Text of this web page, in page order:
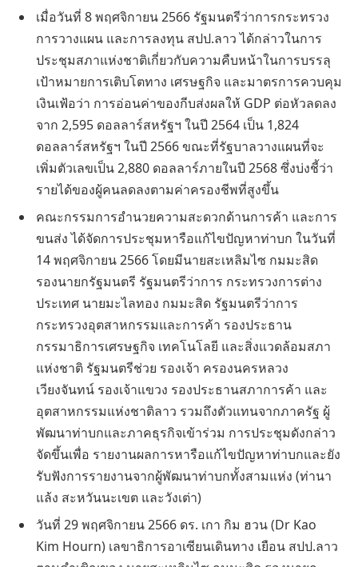
เมื่อวันที่ 8 พฤศจิกายน 2566 รัฐมนตรีว่าการกระทรวง
การวางแผน และการลงทุน สปป.ลาว ได้กล่าวในการ
ประชุมสภาแห่งชาติเกี่ยวกับความคืบหน้าในการบรรลุ
เป้าหมายการเติบโตทาง เศรษฐกิจ และมาตรการควบคุม
เงินเฟ้อว่า การอ่อนค่าของกีบส่งผลให้ GDP ต่อหัวลดลง
จาก 2,595 ดอลลาร์สหรัฐฯ ในปี 2564 เป็น 1,824
ดอลลาร์สหรัฐฯ ในปี 2566 ขณะที่รัฐบาลวางแผนที่จะ
เพิ่มตัวเลขเป็น 2,880 ดอลลาร์ภายในปี 2568 ซึ่งบ่งชี้ว่า
รายได้ของผู้คนลดลงตามค่าครองชีพที่สูงขึ้น
คณะกรรมการอํานวยความสะดวกด้านการค้า และการ
ขนส่ง ได้จัดการประชุมหารือแก้ไขปัญหาท่าบก ในวันที่
14 พฤศจิกายน 2566 โดยมีนายสะเหลิมไซ กมมะสิด
รองนายกรัฐมนตรี รัฐมนตรีว่าการ กระทรวงการต่าง
ประเทศ นายมะไลทอง กมมะสิด รัฐมนตรีว่าการ
กระทรวงอุตสาหกรรมและการค้า รองประธาน
กรรมาธิการเศรษฐกิจ เทคโนโลยี และสิ่งแวดล้อมสภา
แห่งชาติ รัฐมนตรีช่วย รองเจ้า ครองนครหลวง
เวียงจันทน์ รองเจ้าแขวง รองประธานสภาการค้า และ
อุตสาหกรรมแห่งชาติลาว รวมถึงตัวแทนจากภาครัฐ ผู้
พัฒนาท่าบกและภาคธุรกิจเข้าร่วม การประชุมดังกล่าว
จัดขึ้นเพื่อ รายงานผลการหารือแก้ไขปัญหาท่าบกและยัง
รับฟังการรายงานจากผู้พัฒนาท่าบกทั้งสามแห่ง (ท่านา
แล้ง สะหวันนะเขต และวังเต่า)
วันที่ 29 พฤศจิกายน 2566 ดร. เกา กิม ฮวน (Dr Kao
Kim Hourn) เลขาธิการอาเซียนเดินทาง เยือน สปป.ลาว